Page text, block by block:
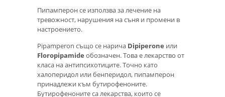
Пипамперон се използва за лечение на
тревожност, нарушения на съня и промени в
настроението.
Pipamperon също се нарича Dipiperone или
Floropipamide обозначен. Това е лекарство от
класа на антипсихотиците. Точно като
халоперидол или бенперидол, пипамперон
принадлежи към бутирофеноните.
Бутирофеноните са лекарства, които се